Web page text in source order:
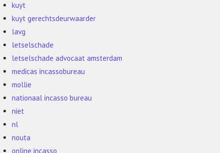
kuyt
kuyt gerechtsdeurwaarder
lavg
letselschade
letselschade advocaat amsterdam
medicas incassobureau
mollie
nationaal incasso bureau
niet
nl
nouta
online incasso